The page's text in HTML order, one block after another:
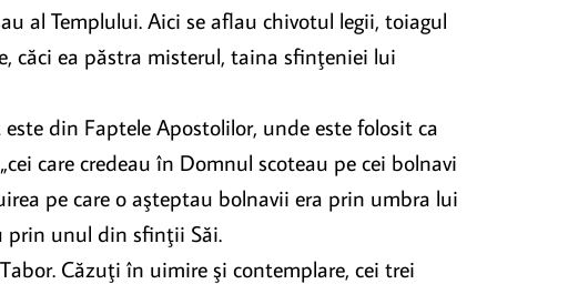
al Templului. Aici se aflau chivotul legii, toiagul
căci ea păstra misterul, taina sfinţeniei lui
din Faptele Apostolilor, unde este folosit ca
care credeau în Domnul scoteau pe cei bolnavi
pe care o aşteptau bolnavii era prin umbra lui
prin unul din sfinţii Săi.
Căzuţi în uimire şi contemplare, cei trei